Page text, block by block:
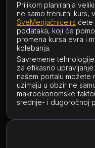
Prilikom planiranja
ne samo trenutni kurs,
SveMenjačnice.rs ćete
podataka, koji će
promena kursa evra i
kolebanja.
Savremene
za efikasno upravljanje
našem portalu možete
uzimaju u obzir ne
makroekonomske
srednje- i dugoročnoj